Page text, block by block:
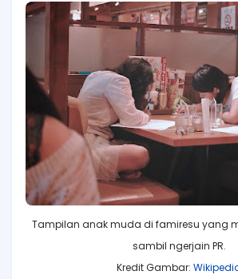
Tampilan anak muda di famiresu yang
sambil ngerjain PR.
Kredit Gambar: